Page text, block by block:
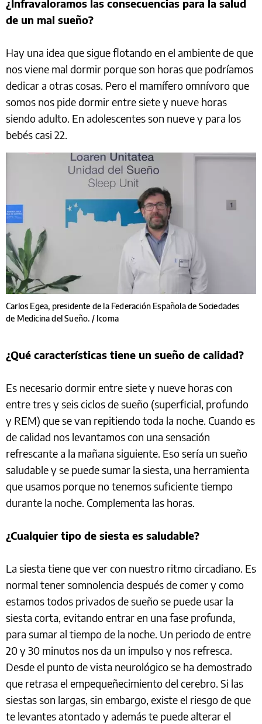
¿Infravaloramos las consecuencias para la salud
de un mal sueño?
Hay una idea que sigue flotando en el ambiente de que
nos viene mal dormir porque son horas que podríamos
dedicar a otras cosas. Pero el mamífero omnívoro que
somos nos pide dormir entre siete y nueve horas
siendo adulto. En adolescentes son nueve y para los
bebés casi 22.
Carlos Egea, presidente de la Federación Española de Sociedades
de Medicina del Sueño. / Icoma
¿Qué características tiene un sueño de calidad?
Es necesario dormir entre siete y nueve horas con
entre tres y seis ciclos de sueño (superficial, profundo
y REM) que se van repitiendo toda la noche. Cuando es
de calidad nos levantamos con una sensación
refrescante a la mañana siguiente. Eso sería un sueño
saludable y se puede sumar la siesta, una herramienta
que usamos porque no tenemos suficiente tiempo
durante la noche. Complementa las horas.
¿Cualquier tipo de siesta es saludable?
La siesta tiene que ver con nuestro ritmo circadiano. Es
normal tener somnolencia después de comer y como
estamos todos privados de sueño se puede usar la
siesta corta, evitando entrar en una fase profunda,
para sumar al tiempo de la noche. Un periodo de entre
20 y 30 minutos nos da un impulso y nos refresca.
Desde el punto de vista neurológico se ha demostrado
que retrasa el empequeñecimiento del cerebro. Si las
siestas son largas, sin embargo, existe el riesgo de que
te levantes atontado y además te puede alterar el